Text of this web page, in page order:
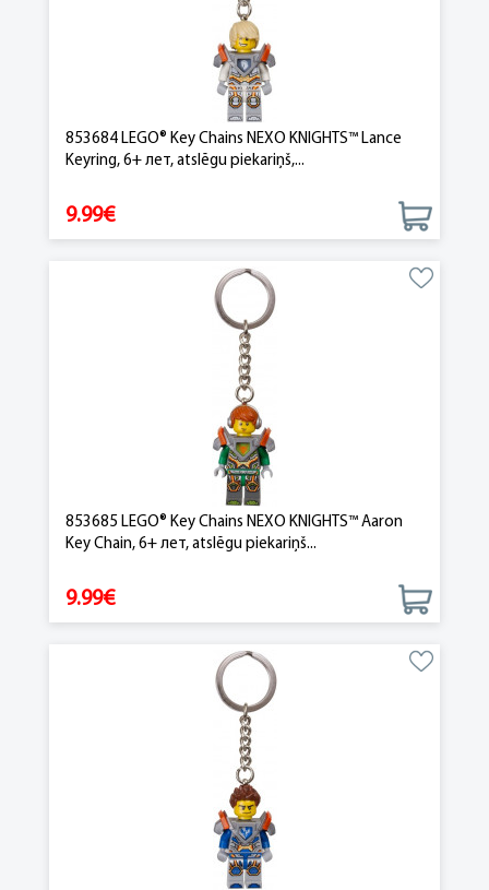
853684 LEGO® Key Chains NEXO KNIGHTS™ Lance
Keyring, 6+ лет, atslēgu piekariņš,...
9.99€
853685 LEGO® Key Chains NEXO KNIGHTS™ Aaron
Key Chain, 6+ лет, atslēgu piekariņš...
9.99€